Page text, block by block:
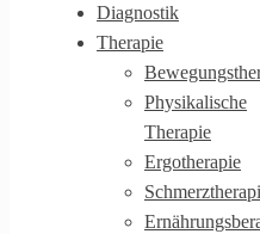
Diagnostik
Therapie
Physikalische
Therapie
Ergotherapie